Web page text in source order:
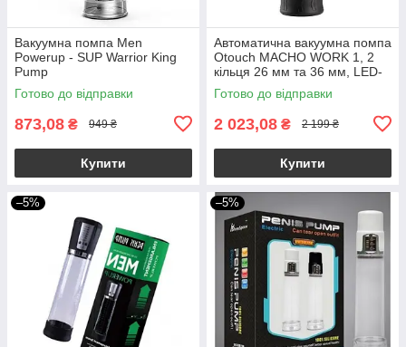
Вакуумна помпа Men
Powerup - SUP Warrior King
Pump
Готово до відправки
873,08 ₴ 949 ₴
Купити
Автоматична вакуумна помпа
Otouch MACHO WORK 1, 2
кільця 26 мм та 36 мм, LED-
індикатор, до 20 см
Готово до відправки
2 023,08 ₴ 2 199 ₴
Купити
–5% –5%